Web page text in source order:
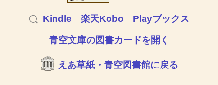
Kindle 楽天Kobo Playブックス
青空文庫の図書カードを開く
えあ草紙・青空図書館に戻る